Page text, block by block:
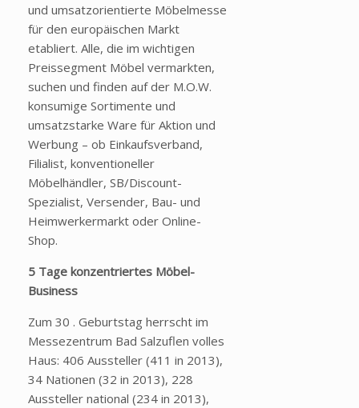
und umsatzorientierte Möbelmesse
für den europäischen Markt
etabliert. Alle, die im wichtigen
Preissegment Möbel vermarkten,
suchen und finden auf der M.O.W.
konsumige Sortimente und
umsatzstarke Ware für Aktion und
Werbung – ob Einkaufsverband,
Filialist, konventioneller
Möbelhändler, SB/Discount-
Spezialist, Versender, Bau- und
Heimwerkermarkt oder Online-
Shop.
5 Tage konzentriertes Möbel-
Business
Zum 30 . Geburtstag herrscht im
Messezentrum Bad Salzuflen volles
Haus: 406 Aussteller (411 in 2013),
34 Nationen (32 in 2013), 228
Aussteller national (234 in 2013),